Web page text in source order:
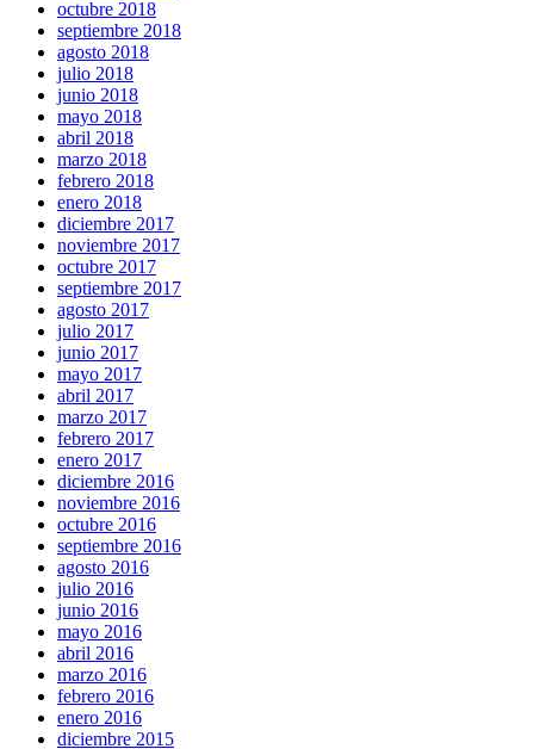
octubre 2018
septiembre 2018
agosto 2018
julio 2018
junio 2018
mayo 2018
abril 2018
marzo 2018
febrero 2018
enero 2018
diciembre 2017
noviembre 2017
octubre 2017
septiembre 2017
agosto 2017
julio 2017
junio 2017
mayo 2017
abril 2017
marzo 2017
febrero 2017
enero 2017
diciembre 2016
noviembre 2016
octubre 2016
septiembre 2016
agosto 2016
julio 2016
junio 2016
mayo 2016
abril 2016
marzo 2016
febrero 2016
enero 2016
diciembre 2015